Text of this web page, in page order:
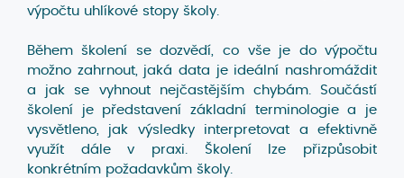
výpočtu uhlíkové stopy školy.
Během školení se dozvědí, co vše je do výpočtu
možno zahrnout, jaká data je ideální nashromáždit
a jak se vyhnout nejčastějším chybám. Součástí
školení je představení základní terminologie a je
vysvětleno, jak výsledky interpretovat a efektivně
využít dále v praxi. Školení lze přizpůsobit
konkrétním požadavkům školy.